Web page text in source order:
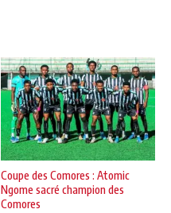
Coupe des Comores : Atomic
Ngome sacré champion des
Comores